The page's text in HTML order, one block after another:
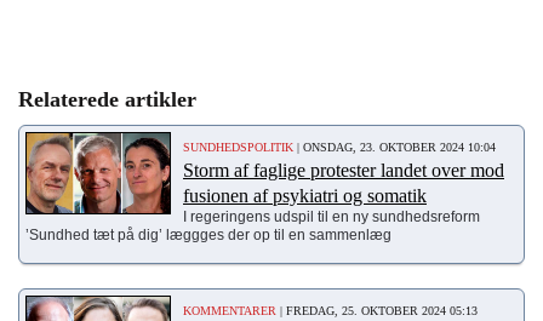
Relaterede artikler
SUNDHEDSPOLITIK | ONSDAG, 23. OKTOBER 2024 10:04
Storm af faglige protester landet over mod
fusionen af psykiatri og somatik
I regeringens udspil til en ny sundhedsreform
’Sundhed tæt på dig’ læggges der op til en sammenlæg
KOMMENTARER | FREDAG, 25. OKTOBER 2024 05:13